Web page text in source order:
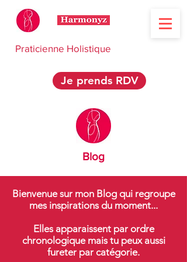
Je prends RDV
Praticienne Holistique
Blog
Bienvenue sur mon Blog qui regroupe
mes inspirations du moment...
Elles apparaissent par ordre
chronologique mais tu peux aussi
fureter par catégorie.